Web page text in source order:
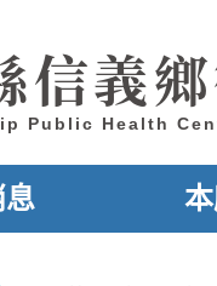
信義
Public Health